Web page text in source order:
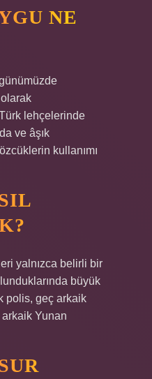
NE
lehçelerinde
ve âşık
kullanımı
yalnızca belirli bir
büyük
polis, geç arkaik
Yunan